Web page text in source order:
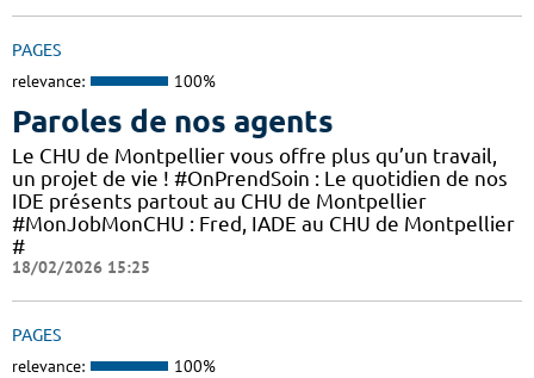
PAGES
relevance: 100%
Paroles de nos agents
Le CHU de Montpellier vous offre plus qu’un travail,
un projet de vie ! #OnPrendSoin : Le quotidien de nos
IDE présents partout au CHU de Montpellier
#MonJobMonCHU : Fred, IADE au CHU de Montpellier
#
18/02/2026 15:25
PAGES
relevance: 100%